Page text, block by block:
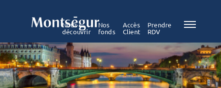
Nous
découvrir
Nos
fonds
Accès
Client
Prendre
RDV